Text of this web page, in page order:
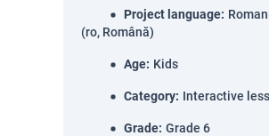
Project language:
(ro, Română)
Age: Kids
Category: Interactive
Grade: Grade 6